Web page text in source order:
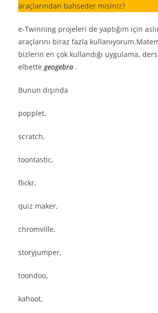
araçlarından bahseder misiniz?
e-Twinning projeleri de yaptığım için
araçlarını biraz fazla
bizlerin en çok kullandığı uygulama,
elbette geogebra .
Bunun dışında
popplet,
scratch,
toontastic,
flickr,
quiz maker,
chromville,
storyjumper,
toondoo,
kahoot,